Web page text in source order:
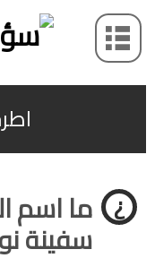
ما اسم
سفينة